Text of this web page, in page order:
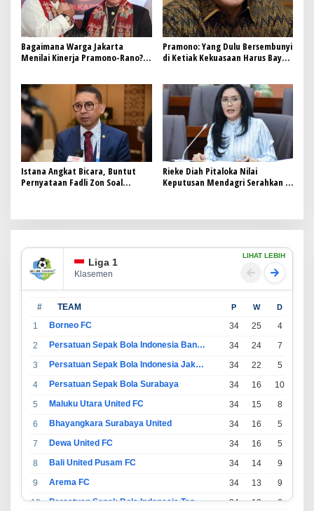
Bagaimana Warga Jakarta
Menilai Kinerja Pramono-Rano?
Pramono: Yang Dulu Bersembunyi
di Ketiak Kekuasaan Harus Bayar
Istana Angkat Bicara, Buntut
Pernyataan Fadli Zon Soal
Rieke Diah Pitaloka Nilai
Keputusan Mendagri Serahkan 4
Liga 1
Klasemen
LIHAT LEBIH
# TEAM P W D
1 Borneo FC 34 25 4
2
Persatuan Sepak Bola Indonesia Bandung 34 24 7
3
Persatuan Sepak Bola Indonesia Jakarta 34 22 5
4
Persatuan Sepak Bola Surabaya 34 16 10
5
Maluku Utara United FC 34 15 8
6
Bhayangkara Surabaya United 34 16 5
7
Dewa United FC 34 16 5
8
Bali United Pusam FC 34 14 9
9
Arema FC 34 13 9
10
Persatuan Sepak Bola Indonesia Tangerang 34 13 6